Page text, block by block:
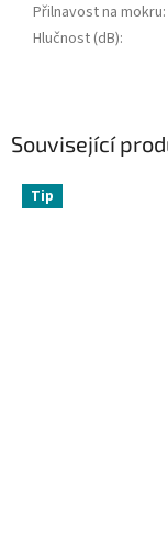
Související
Tip
Přilnavost na mokru:
Hlučnost (dB):